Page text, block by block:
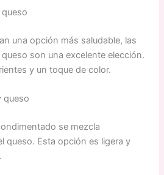
una opción más saludable, las
son una excelente elección.
y un toque de color.
queso
se mezcla
queso. Esta opción es ligera y